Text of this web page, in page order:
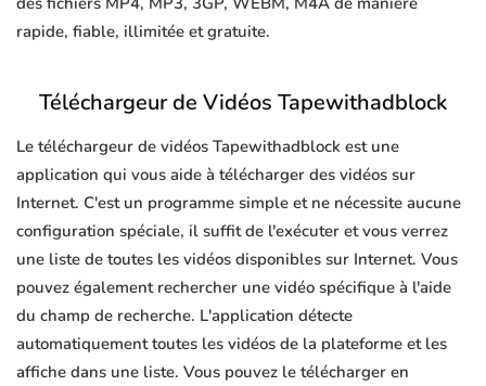
rapide, fiable, illimitée et gratuite.
Téléchargeur de Vidéos Tapewithadblock
Le téléchargeur de vidéos Tapewithadblock est une
application qui vous aide à télécharger des vidéos sur
Internet. C'est un programme simple et ne nécessite aucune
configuration spéciale, il suffit de l'exécuter et vous verrez
une liste de toutes les vidéos disponibles sur Internet. Vous
pouvez également rechercher une vidéo spécifique à l'aide
du champ de recherche. L'application détecte
automatiquement toutes les vidéos de la plateforme et les
affiche dans une liste. Vous pouvez le télécharger en